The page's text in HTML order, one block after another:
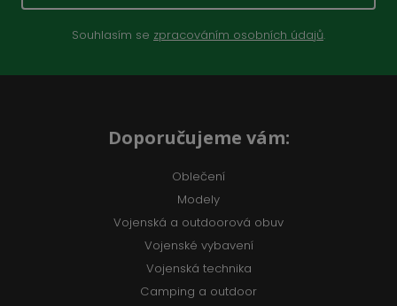
Souhlasím se zpracováním osobních údajů.
Doporučujeme vám:
Oblečení
Modely
Vojenská a outdoorová obuv
Vojenské vybavení
Vojenská technika
Camping a outdoor